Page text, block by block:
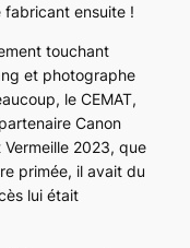
fabricant ensuite !
touchant
et photographe
le CEMAT,
Canon
2023, que
primée, il avait du
lui était